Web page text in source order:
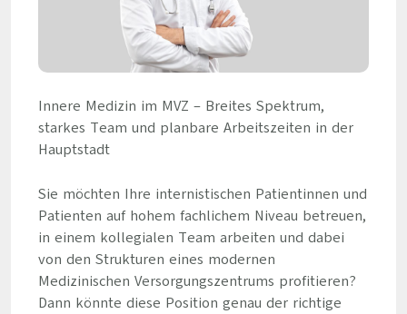
Innere Medizin im MVZ – Breites Spektrum,
starkes Team und planbare Arbeitszeiten in der
Hauptstadt
Sie möchten Ihre internistischen Patientinnen und
Patienten auf hohem fachlichem Niveau betreuen,
in einem kollegialen Team arbeiten und dabei
von den Strukturen eines modernen
Medizinischen Versorgungszentrums profitieren?
Dann könnte diese Position genau der richtige